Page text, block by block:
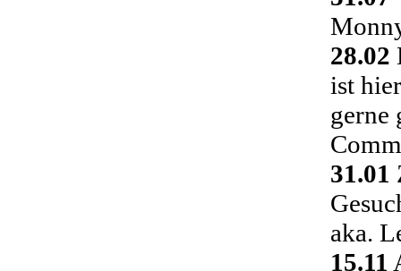
28.02
ist
gerne
31.01
aka.
15.11